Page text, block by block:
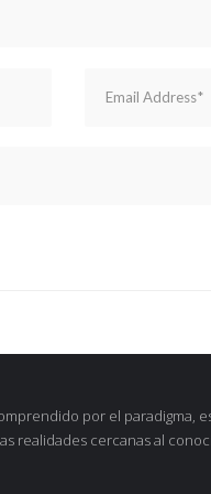
por el paradigma,
realidades cercanas al